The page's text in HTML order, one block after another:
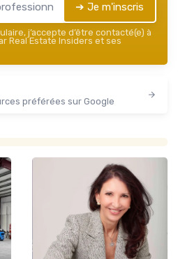
➔ Je m'inscris
j’accepte d’être contacté(e) à
Real Estate Insiders et ses
préférées sur Google